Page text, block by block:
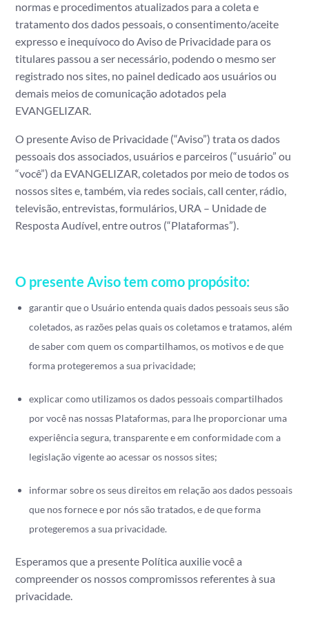
normas e procedimentos atualizados para a coleta e
tratamento dos dados pessoais, o consentimento/aceite
expresso e inequívoco do Aviso de Privacidade para os
titulares passou a ser necessário, podendo o mesmo ser
registrado nos sites, no painel dedicado aos usuários ou
demais meios de comunicação adotados pela
EVANGELIZAR.
O presente Aviso de Privacidade (“Aviso”) trata os dados
pessoais dos associados, usuários e parceiros (“usuário” ou
“você”) da EVANGELIZAR, coletados por meio de todos os
nossos sites e, também, via redes sociais, call center, rádio,
televisão, entrevistas, formulários, URA – Unidade de
Resposta Audível, entre outros (“Plataformas”).
O presente Aviso tem como propósito:
garantir que o Usuário entenda quais dados pessoais seus são
coletados, as razões pelas quais os coletamos e tratamos, além
de saber com quem os compartilhamos, os motivos e de que
forma protegeremos a sua privacidade;
explicar como utilizamos os dados pessoais compartilhados
por você nas nossas Plataformas, para lhe proporcionar uma
experiência segura, transparente e em conformidade com a
legislação vigente ao acessar os nossos sites;
informar sobre os seus direitos em relação aos dados pessoais
que nos fornece e por nós são tratados, e de que forma
protegeremos a sua privacidade.
Esperamos que a presente Política auxilie você a
compreender os nossos compromissos referentes à sua
privacidade.